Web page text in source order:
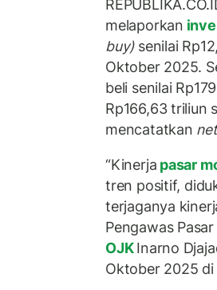
melaporkan
buy)senilai
Oktober 2025.
beli senilai
Rp166,63 triliun
mencatatkan
“Kinerja pasar
tren positif,
terjaganya
Pengawas
OJKInarno
Oktober 2025